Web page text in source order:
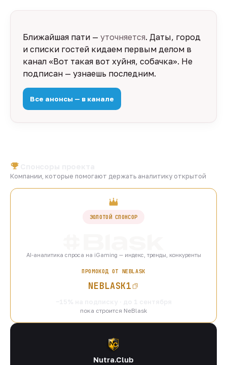
Ближайшая пати — уточняется. Даты, город
и списки гостей кидаем первым делом в
канал «Вот такая вот хуйня, собачка». Не
подписан — узнаешь последним.
Все анонсы — в канале
Компании, которые помогают держать аналитику открытой
ЗОЛОТОЙ СПОНСОР
AI-аналитика спроса на iGaming — индекс, тренды, конкуренты
ПРОМОКОД ОТ NEBLASK
NEBLASK1
пока строится NeBlask
Nutra.Club